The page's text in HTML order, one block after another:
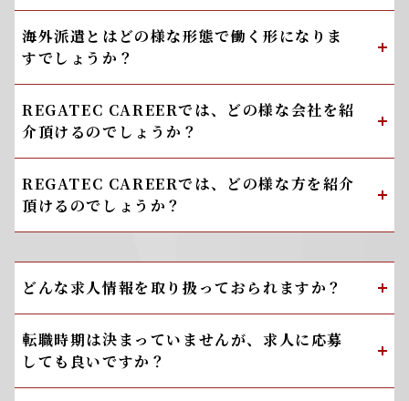
海外派遣とはどの様な形態で働く形になりま
すでしょうか？
REGATEC CAREERでは、どの様な会社を紹
介頂けるのでしょうか？
REGATEC CAREERでは、どの様な方を紹介
頂けるのでしょうか？
どんな求人情報を取り扱っておられますか？
転職時期は決まっていませんが、求人に応募
しても良いですか？